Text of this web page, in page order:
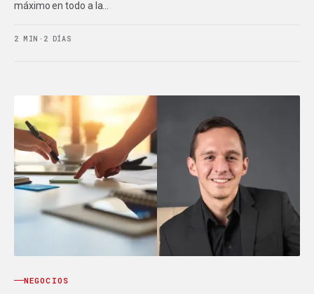
máximo en todo a la…
2 MIN · 2 DÍAS
NEGOCIOS